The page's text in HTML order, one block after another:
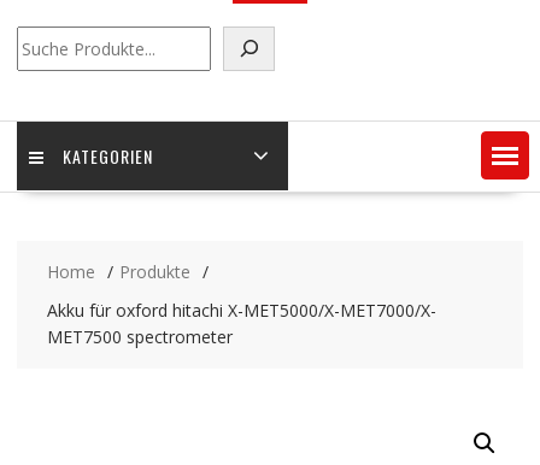
KATEGORIEN
Home
Produkte
Akku für oxford hitachi X-MET5000/X-MET7000/X-
MET7500 spectrometer